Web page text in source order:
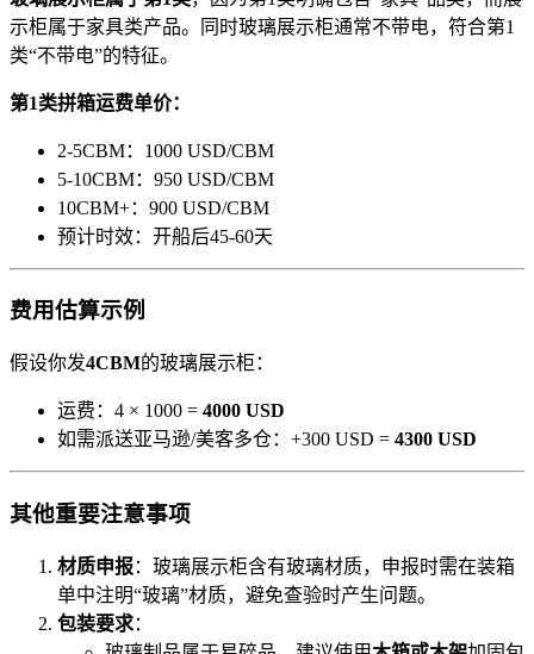
示柜属于家具类产品。同时玻璃展示柜通常不带电，符合第1
类“不带电”的特征。
第1类拼箱运费单价：
2-5CBM：1000 USD/CBM
5-10CBM：950 USD/CBM
10CBM+：900 USD/CBM
预计时效：开船后45-60天
费用估算示例
假设你发4CBM的玻璃展示柜：
运费：4 × 1000 = 4000 USD
如需派送亚马逊/美客多仓：+300 USD = 4300 USD
其他重要注意事项
材质申报：玻璃展示柜含有玻璃材质，申报时需在装箱
单中注明“玻璃”材质，避免查验时产生问题。
包装要求：